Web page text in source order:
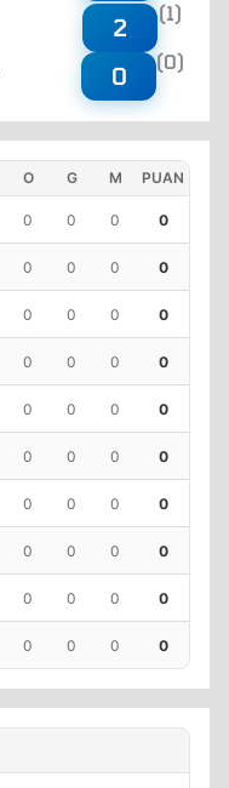
2
(1)
0
(0)
O G M PUAN
0 0 0 0
0 0 0 0
0 0 0 0
0 0 0 0
0 0 0 0
0 0 0 0
0 0 0 0
0 0 0 0
0 0 0 0
0 0 0 0